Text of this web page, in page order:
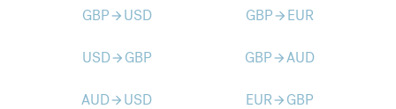
GBParrow_forward USD GBParrow_forward EUR
USDarrow_forward GBP GBParrow_forwardAUD
AUDarrow_forward USD EURarrow_forward GBP